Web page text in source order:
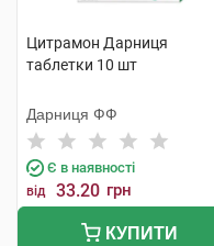
Цитрамон Дарниця
таблетки 10 шт
Дарниця ФФ
Є в наявності
від 33.20 грн
КУПИТИ